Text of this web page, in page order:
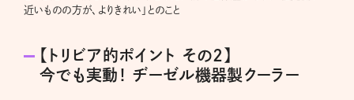
近いものの方が、よりきれい」とのこと
【トリビア的ポイント その2】
今でも実動！ ヂーゼル機器製クーラー